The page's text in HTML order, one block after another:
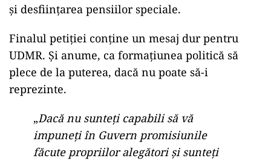
și desființarea pensiilor speciale.
Finalul petiției conține un mesaj dur pentru
UDMR. Și anume, ca formațiunea politică să
plece de la puterea, dacă nu poate să-i
reprezinte.
„Dacă nu sunteți capabili să vă
impuneți în Guvern promisiunile
făcute propriilor alegători și sunteți